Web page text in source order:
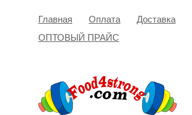
Главная Оплата Доставка
ОПТОВЫЙ ПРАЙС